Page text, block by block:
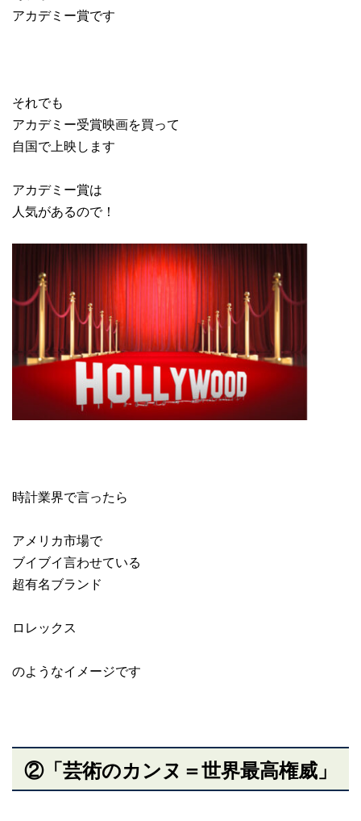
アカデミー賞です
それでも
アカデミー受賞映画を買って
自国で上映します
アカデミー賞は
人気があるので！
時計業界で言ったら
アメリカ市場で
ブイブイ言わせている
超有名ブランド
ロレックス
のようなイメージです
②「芸術のカンヌ＝世界最高権威」